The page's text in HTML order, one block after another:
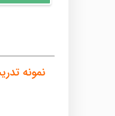
جدید)
نمونه